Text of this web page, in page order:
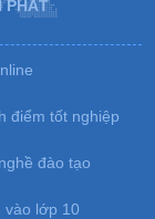
PHÁT
điểm tốt nghiệp
đào tạo
vào lớp 10